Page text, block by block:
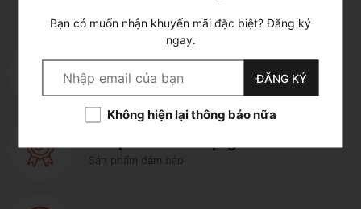
Giao hàng miễn phí
Với đơn hàng trên 1.000.000
Sản phẩm đảm bảo
Bạn có muốn nhận khuyến mãi đặc biệt? Đăng ký
ngay.
ĐĂNG KÝ
Không hiện lại thông báo nữa